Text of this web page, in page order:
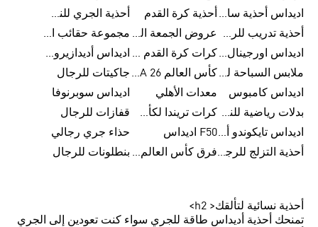
اديداس أحذية سامبا للنساء أحذية كرة القدم
أحذية الجري للنساء
أحذية تدريب للرجال
عروض الجمعة البيضاء للرجال
مجموعة حقائب الظهر
اديداس اورجينال ملابس
كرات كرة القدم للرجال
اديداس أديدازيرو معدات الجري
ملابس السباحة للرجال
كأس العالم FIFA 26™ جاكيتات للرجال
اديداس كامبوس
معدات الأهلي
اديداس سوبرنوفا
بدلات رياضية للنساء
كرات تريندا لكأس العالم FIFA 26™
قفازات للرجال
اديداس تايكوندو أورجنالزF50 اديداس
حذاء جري رجالي
أحذية التزلج للرجال
فرق كأس العالم FIFA 26™ بنطلونات للرجال
أحذية نسائية لتألقك< h2>
تمنحك أحذية أديداس طاقة للجري سواء كنت تعودين إلى الجري